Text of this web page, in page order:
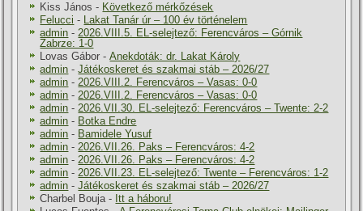
Kiss János - Következő mérkőzések
Felucci - Lakat Tanár úr – 100 év történelem
admin -2026.VIII.5. EL-selejtező: Ferencváros – Górnik
Zabrze: 1-0
Lovas Gábor -Anekdoták: dr. Lakat Károly
admin -Játékoskeret és szakmai stáb – 2026/27
admin -2026.VIII.2. Ferencváros – Vasas: 0-0
admin -2026.VIII.2. Ferencváros – Vasas: 0-0
admin -2026.VII.30. EL-selejtező: Ferencváros – Twente: 2-2
admin - Botka Endre
admin - Bamidele Yusuf
admin -2026.VII.26. Paks – Ferencváros: 4-2
admin -2026.VII.26. Paks – Ferencváros: 4-2
admin -2026.VII.23. EL-selejtező: Twente – Ferencváros: 1-2
admin -Játékoskeret és szakmai stáb – 2026/27
Charbel Bouja- Itt a háboru!